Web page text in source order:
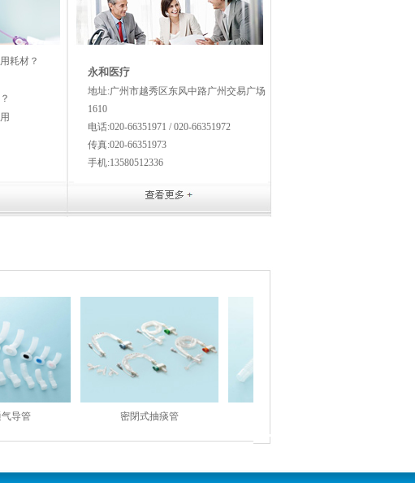
耗材？
永和医疗
地址:广州市越秀区东风中路广州交易广场
1610
电话:020-66351971 / 020-66351972
传真:020-66351973
手机:13580512336